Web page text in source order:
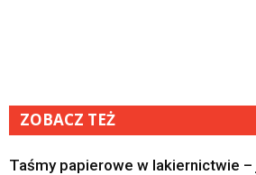
ZOBACZ TEŻ
Taśmy papierowe w lakiernictwie